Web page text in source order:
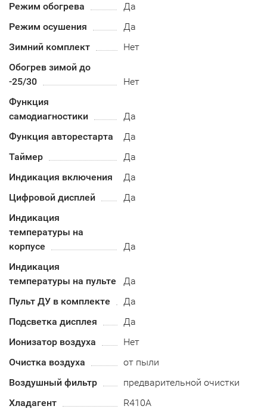
Режим обогрева
Да
Режим осушения
Да
Зимний комплект
Нет
Обогрев зимой до
-25/30
Нет
Функция
самодиагностики
Да
Функция авторестарта
Да
Таймер
Да
Индикация включения
Да
Цифровой дисплей
Да
Индикация
температуры на
корпусе
Да
Индикация
температуры на пульте
Да
Пульт ДУ в комплекте
Да
Подсветка дисплея
Да
Ионизатор воздуха
Нет
Очистка воздуха
от пыли
Воздушный фильтр
предварительной очистки
Хладагент
R410А